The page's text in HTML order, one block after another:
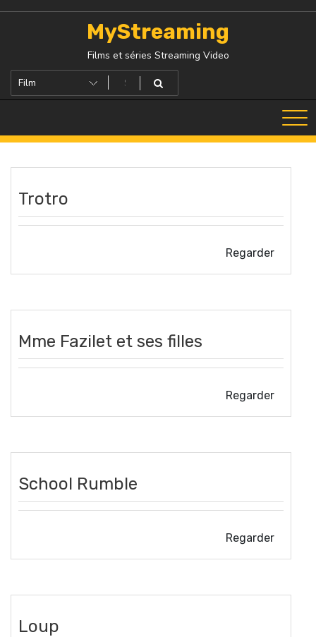
MyStreaming
Films et séries Streaming Video
Trotro
Regarder
Mme Fazilet et ses filles
Regarder
School Rumble
Regarder
Loup